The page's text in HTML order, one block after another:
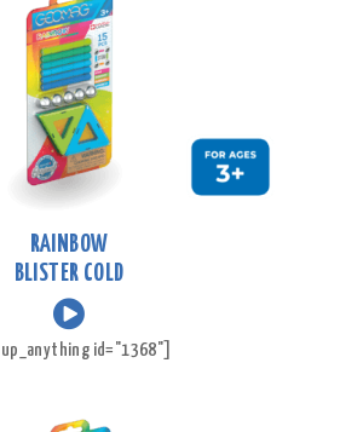
RAINBOW
BLISTER COLD
id="1368"]